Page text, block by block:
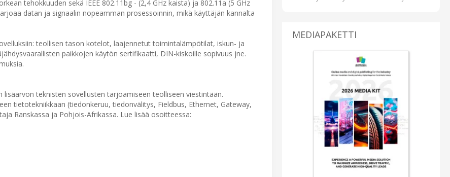
tehokkuuden sekä IEEE 802.11bg - (2,4 GHz kaista) ja 802.11a (5 GHz
datan ja signaalin nopeamman prosessoinnin, mikä käyttäjän kannalta
teollisen tason kotelot, laajennetut toimintalämpötilat, iskun- ja
paikkojen käytön sertifikaatti, DIN-kiskoille sopivuus jne.
lisäarvon teknisten sovellusten tarjoamiseen teolliseen viestintään.
tietotekniikkaan (tiedonkeruu, tiedonvälitys, Fieldbus, Ethernet, Gateway,
Ranskassa ja Pohjois-Afrikassa. Lue lisää osoitteessa:
MEDIAPAKETTI